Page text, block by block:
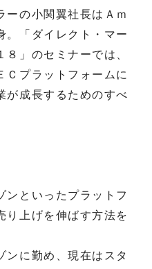
ーの小関翼社長はＡｍ
。「ダイレクト・マー
」のセミナーでは、
Ｃプラットフォームに
が成長するためのすべ
といったプラットフ
り上げを伸ばす方法を
に勤め、現在はスタ